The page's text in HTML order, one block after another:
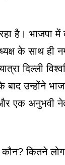
है। भाजपा में
के साथ ही
दिल्ली
बाद उन्होंने
एक अनुभवी
कितने